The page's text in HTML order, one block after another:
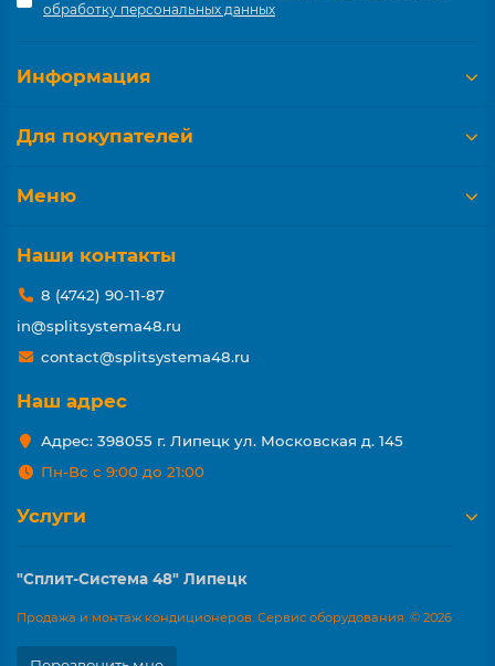
обработку персональных данных
Информация
Для покупателей
Меню
Наши контакты
8 (4742) 90-11-87
in@splitsystema48.ru
contact@splitsystema48.ru
Наш адрес
Адрес: 398055 г. Липецк ул. Московская д. 145
Пн-Вс с 9:00 до 21:00
Услуги
"Сплит-Система 48" Липецк
Продажа и монтаж кондиционеров. Сервис оборудования. © 2026